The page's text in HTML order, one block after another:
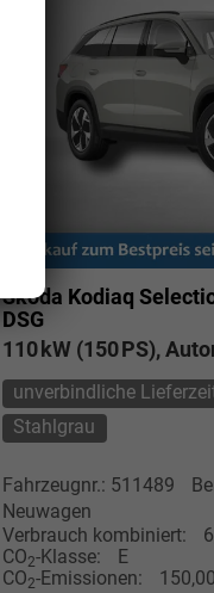
Skoda Kodiaq
DSG
110 kW (150 PS),
unverbindliche
Stahlgrau
Fahrzeugnr.: 511489
Neuwagen
Verbrauch kombiniert:
CO2-Klasse:
E
CO2-Emissionen:
Elvedin
Verkauf
Tel. 04181/